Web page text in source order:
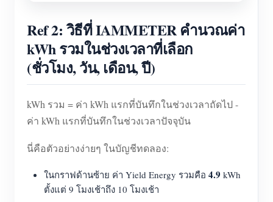
Ref 2: วิธีที่ IAMMETER คำนวณค่า
kWh รวมในช่วงเวลาที่เลือก
(ชั่วโมง, วัน, เดือน, ปี)
kWh รวม = ค่า kWh แรกที่บันทึกในช่วงเวลาถัดไป -
ค่า kWh แรกที่บันทึกในช่วงเวลาปัจจุบัน
นี่คือตัวอย่างง่ายๆ ในบัญชีทดลอง:
ในกราฟด้านซ้าย ค่า Yield Energy รวมคือ 4.9 kWh
ตั้งแต่ 9 โมงเช้าถึง 10 โมงเช้า